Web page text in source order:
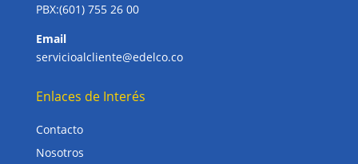
PBX:(601) 755 26 00
Email
servicioalcliente@edelco.co
Enlaces de Interés
Contacto
Nosotros